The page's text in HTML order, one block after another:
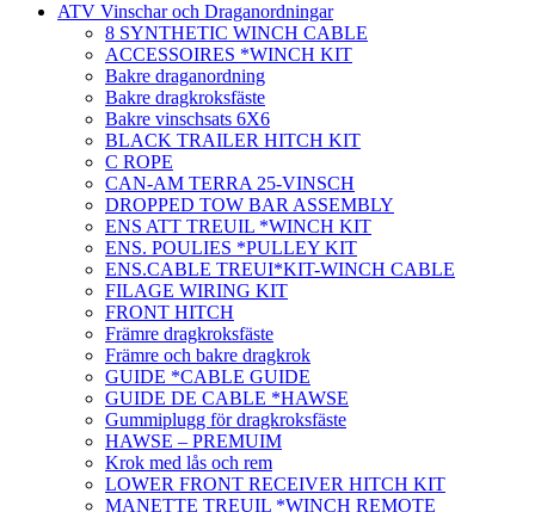
ATV Vinschar och Draganordningar
8 SYNTHETIC WINCH CABLE
ACCESSOIRES *WINCH KIT
Bakre draganordning
Bakre dragkroksfäste
Bakre vinschsats 6X6
BLACK TRAILER HITCH KIT
C ROPE
CAN-AM TERRA 25-VINSCH
DROPPED TOW BAR ASSEMBLY
ENS ATT TREUIL *WINCH KIT
ENS. POULIES *PULLEY KIT
ENS.CABLE TREUI*KIT-WINCH CABLE
FILAGE WIRING KIT
FRONT HITCH
Främre dragkroksfäste
Främre och bakre dragkrok
GUIDE *CABLE GUIDE
GUIDE DE CABLE *HAWSE
Gummiplugg för dragkroksfäste
HAWSE – PREMUIM
Krok med lås och rem
LOWER FRONT RECEIVER HITCH KIT
MANETTE TREUIL *WINCH REMOTE